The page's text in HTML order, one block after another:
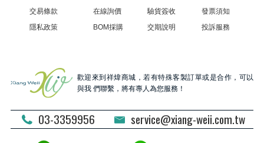
交易條款
隱私政策
在線詢價
BOM採購
驗貨簽收
交期說明
發票須知
投訴服務
歡迎來到祥煒商城，若有特殊客製訂單或是合作，可以
與我 們聯繫，將有專人為您服務！
03-3359956 service@xiang-weii.com.tw